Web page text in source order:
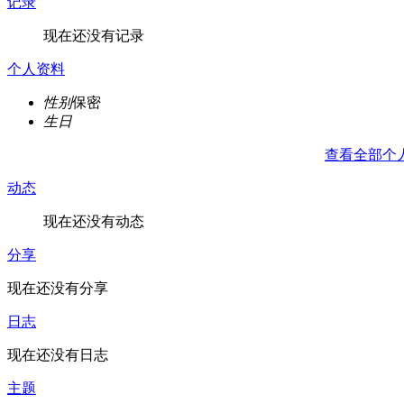
现在还没有记录
个人资料
性别保密
生日
查看全部个
动态
现在还没有动态
分享
现在还没有分享
日志
现在还没有日志
主题